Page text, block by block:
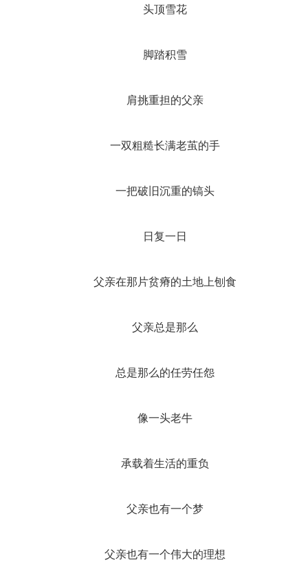
头顶雪花
脚踏积雪
肩挑重担的父亲
一双粗糙长满老茧的手
一把破旧沉重的镐头
日复一日
父亲在那片贫瘠的土地上刨食
父亲总是那么
总是那么的任劳任怨
像一头老牛
承载着生活的重负
父亲也有一个梦
父亲也有一个伟大的理想